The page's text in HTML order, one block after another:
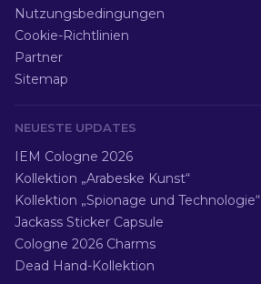
Nutzungsbedingungen
Cookie-Richtlinien
Partner
Sitemap
NEUESTE UPDATES
IEM Cologne 2026
Kollektion „Arabeske Kunst“
Kollektion „Spionage und Technologie“
Jackass Sticker Capsule
Cologne 2026 Charms
Dead Hand-Kollektion